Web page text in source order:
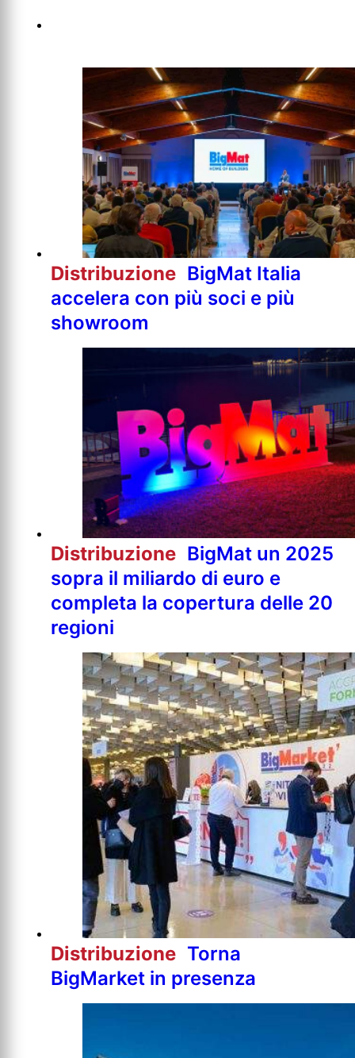
Distribuzione BigMat Italia
accelera con più soci e più
showroom
Distribuzione BigMat un 2025
sopra il miliardo di euro e
completa la copertura delle 20
regioni
Distribuzione Torna
BigMarket in presenza